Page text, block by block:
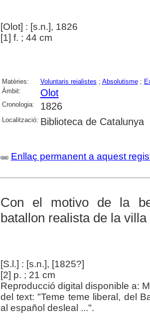
[Olot] : [s.n.], 1826
[1] f. ; 44 cm
Matèries: Voluntaris reialistes ; Absolutisme;
Àmbit:
Olot
Cronologia: 1826
Localització: Biblioteca de Catalunya
Enllaç permanent a aquest
Con el motivo de la
batallon realista de la villa
[S.l.] : [s.n.], [1825?]
[2] p. ; 21 cm
Reproducció digital disponible a:
del text: "Teme teme liberal, del
al español desleal ...".